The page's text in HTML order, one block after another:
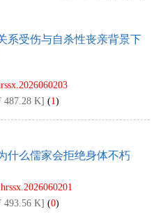
系受伤与自杀性丧亲背景下
487.28 K] (1)
什么儒家会拒绝身体不朽
493.56 K] (0)